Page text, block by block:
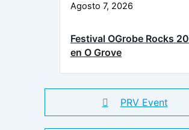
Agosto 7, 2026
Festival OGrobe Rocks
en O Grove
PRV Event